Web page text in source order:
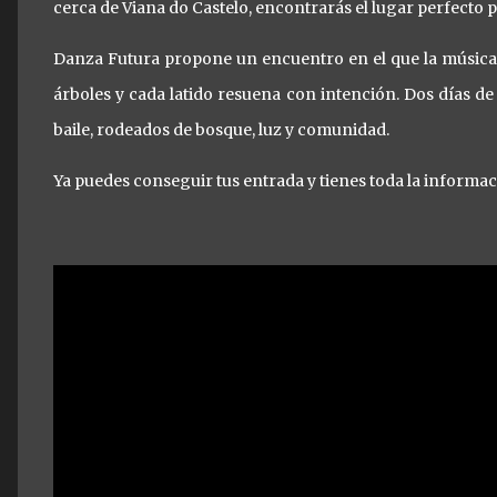
cerca de Viana do Castelo, encontrarás el lugar perfecto
Danza Futura propone un encuentro en el que la
árboles y cada latido resuena con intención. Dos días
baile, rodeados de bosque, luz y comunidad.
Ya puedes conseguir tus entrada y tienes toda la